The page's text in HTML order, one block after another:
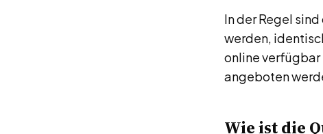
In der Regel
werden,
online verfügbar
angeboten
Wie ist die